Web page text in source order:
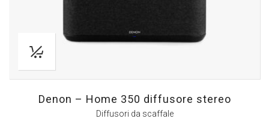
Denon – Home 350 diffusore stereo
Diffusori da scaffale